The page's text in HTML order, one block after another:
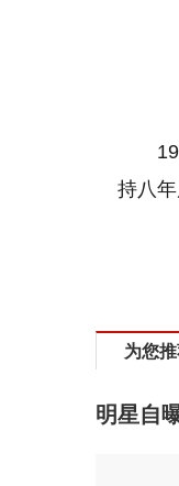
持八年
为您推
明星自